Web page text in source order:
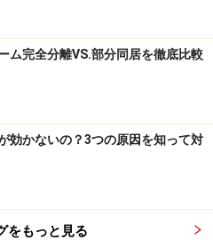
ム完全分離VS.部分同居を徹底比較
効かないの？3つの原因を知って対
をもっと見る